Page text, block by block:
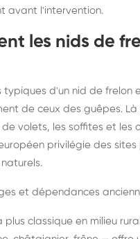
avant l'intervention.
les nids de
typiques d'un nid de frelon
de ceux des guêpes.
de volets, les soffites et les
privilégie des sites
et dépendances
classique en milieu